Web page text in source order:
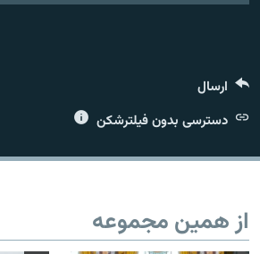
ارسال
دسترسی بدون فیلترشکن
از همین مجموعه